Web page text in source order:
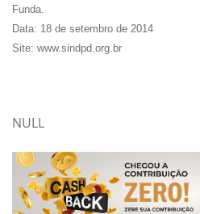
Funda.
Data: 18 de setembro de 2014
Site: www.sindpd.org.br
NULL